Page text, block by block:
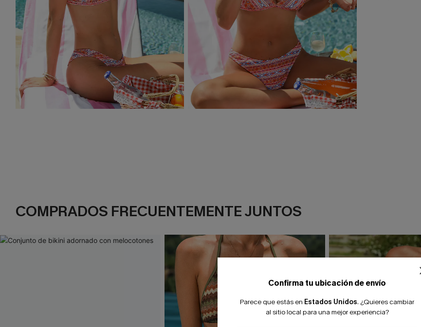
COMPRADOS FRECUENTEMENTE JUNTOS
Confirma tu ubicación de envío
Parece que estás en Estados Unidos. ¿Quieres cambiar
al sitio local para una mejor experiencia?
-10% extra sin